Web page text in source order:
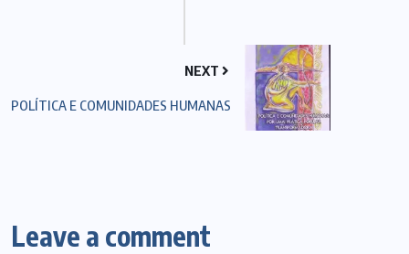
NEXT
POLÍTICA E COMUNIDADES HUMANAS
Leave a comment